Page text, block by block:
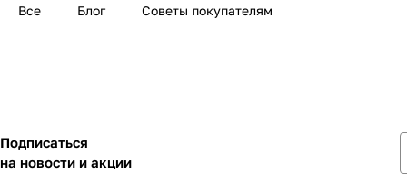
Все Блог Советы покупателям
Подписаться
на новости и акции